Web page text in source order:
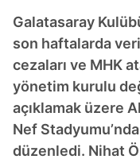
Galatasaray
son haftalarda
cezaları ve MHK
yönetim kurulu
açıklamak üzere
Nef
düzenledi. Nihat